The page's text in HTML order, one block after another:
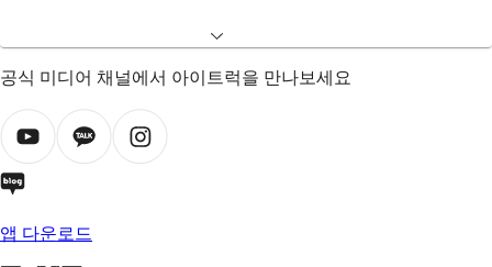
공식 미디어 채널에서 아이트럭을 만나보세요
앱 다운로드